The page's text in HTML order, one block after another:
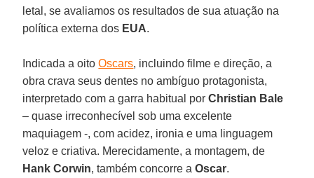
letal, se avaliamos os resultados de sua atuação na
política externa dos EUA.
Indicada a oitoOscars, incluindo filme e direção, a
obra crava seus dentes no ambíguo protagonista,
interpretado com a garra habitual porChristian Bale
– quase irreconhecível sob uma excelente
maquiagem -, com acidez, ironia e uma linguagem
veloz e criativa. Merecidamente, a montagem, de
Hank Corwin, também concorre aOscar.